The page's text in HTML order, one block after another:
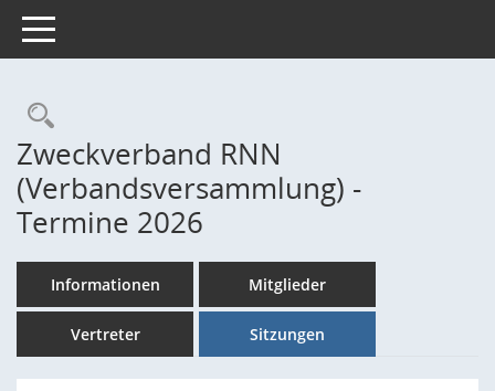
Toggle navigation
Rechercheauswahl
Zweckverband RNN
(Verbandsversammlung) -
Termine 2026
Informationen Mitglieder
Vertreter Sitzungen